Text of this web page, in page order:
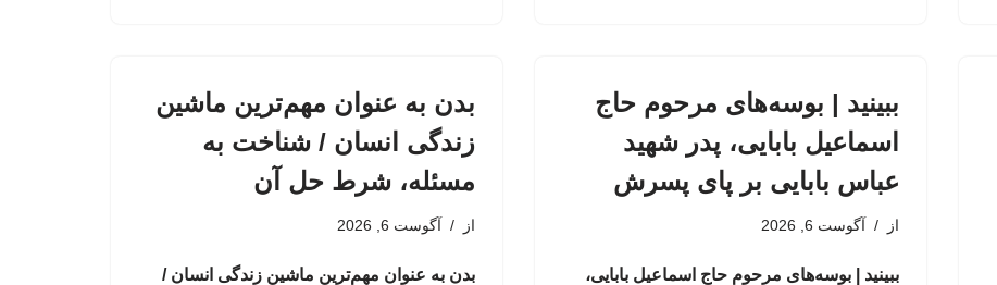
ببینید | بوسه‌های مرحوم حاج
اسماعیل بابایی، پدر شهید
عباس بابایی بر پای پسرش
از آگوست 6, 2026
ببینید | بوسه‌های مرحوم حاج اسماعیل بابایی،
بدن به عنوان مهم‌ترین ماشین
زندگی انسان / شناخت به
مسئله، شرط حل آن
از آگوست 6, 2026
بدن به عنوان مهم‌ترین ماشین زندگی انسان /